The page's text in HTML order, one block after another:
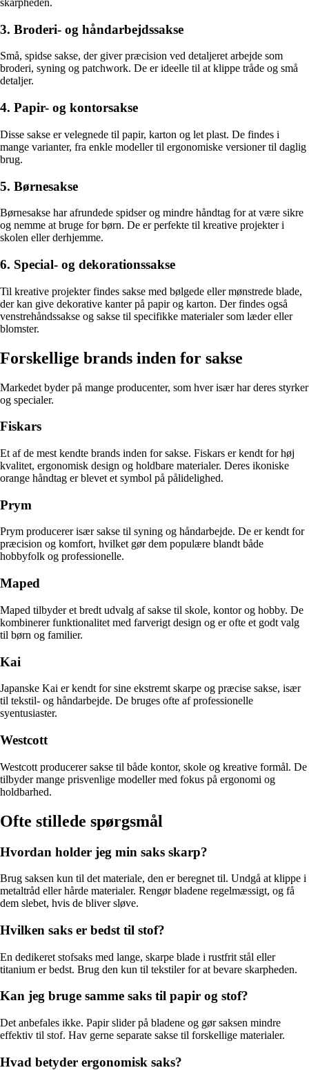
skarpheden.
3. Broderi- og håndarbejdssakse
Små, spidse sakse, der giver præcision ved detaljeret arbejde som
broderi, syning og patchwork. De er ideelle til at klippe tråde og små
detaljer.
4. Papir- og kontorsakse
Disse sakse er velegnede til papir, karton og let plast. De findes i
mange varianter, fra enkle modeller til ergonomiske versioner til daglig
brug.
5. Børnesakse
Børnesakse har afrundede spidser og mindre håndtag for at være sikre
og nemme at bruge for børn. De er perfekte til kreative projekter i
skolen eller derhjemme.
6. Special- og dekorationssakse
Til kreative projekter findes sakse med bølgede eller mønstrede blade,
der kan give dekorative kanter på papir og karton. Der findes også
venstrehåndssakse og sakse til specifikke materialer som læder eller
blomster.
Forskellige brands inden for sakse
Markedet byder på mange producenter, som hver især har deres styrker
og specialer.
Fiskars
Et af de mest kendte brands inden for sakse. Fiskars er kendt for høj
kvalitet, ergonomisk design og holdbare materialer. Deres ikoniske
orange håndtag er blevet et symbol på pålidelighed.
Prym
Prym producerer især sakse til syning og håndarbejde. De er kendt for
præcision og komfort, hvilket gør dem populære blandt både
hobbyfolk og professionelle.
Maped
Maped tilbyder et bredt udvalg af sakse til skole, kontor og hobby. De
kombinerer funktionalitet med farverigt design og er ofte et godt valg
til børn og familier.
Kai
Japanske Kai er kendt for sine ekstremt skarpe og præcise sakse, især
til tekstil- og håndarbejde. De bruges ofte af professionelle
syentusiaster.
Westcott
Westcott producerer sakse til både kontor, skole og kreative formål. De
tilbyder mange prisvenlige modeller med fokus på ergonomi og
holdbarhed.
Ofte stillede spørgsmål
Hvordan holder jeg min saks skarp?
Brug saksen kun til det materiale, den er beregnet til. Undgå at klippe i
metaltråd eller hårde materialer. Rengør bladene regelmæssigt, og få
dem slebet, hvis de bliver sløve.
Hvilken saks er bedst til stof?
En dedikeret stofsaks med lange, skarpe blade i rustfrit stål eller
titanium er bedst. Brug den kun til tekstiler for at bevare skarpheden.
Kan jeg bruge samme saks til papir og stof?
Det anbefales ikke. Papir slider på bladene og gør saksen mindre
effektiv til stof. Hav gerne separate sakse til forskellige materialer.
Hvad betyder ergonomisk saks?